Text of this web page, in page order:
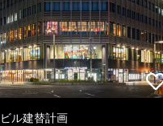
ル建替計画